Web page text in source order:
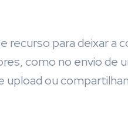
recurso para deixar a
como no envio de
upload ou